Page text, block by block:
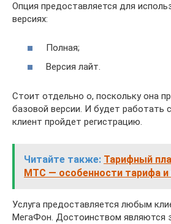
Опция предоставляется для
версиях:
Полная;
Версия лайт.
Стоит отдельно о, поскольку она
базовой версии. И будет работать
клиент пройдет регистрацию.
Читайте также: Тарифный
МТС — особенности тарифа и
Услуга предоставляется любым
МегаФон. Достоинством являются